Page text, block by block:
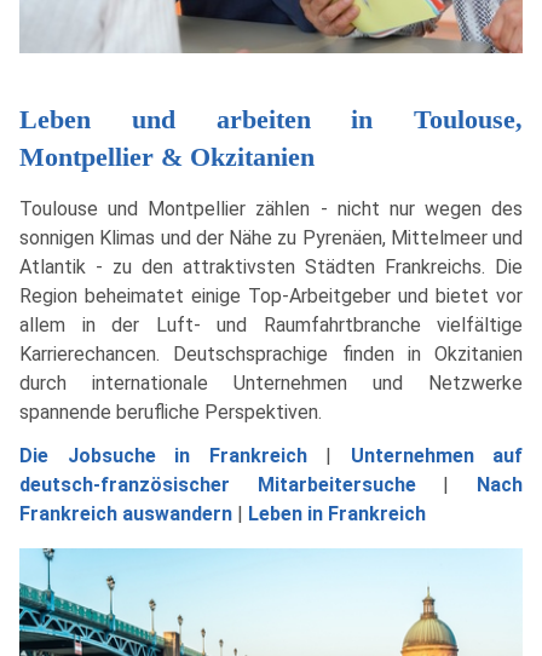
Leben und arbeiten in Toulouse,
Montpellier & Okzitanien
Toulouse und Montpellier zählen - nicht nur wegen des
sonnigen Klimas und der Nähe zu Pyrenäen, Mittelmeer und
Atlantik - zu den attraktivsten Städten Frankreichs. Die
Region beheimatet einige Top-Arbeitgeber und bietet vor
allem in der Luft- und Raumfahrtbranche vielfältige
Karrierechancen. Deutschsprachige finden in Okzitanien
durch internationale Unternehmen und Netzwerke
spannende berufliche Perspektiven.
Die Jobsuche in Frankreich| Unternehmen auf
deutsch-französischer Mitarbeitersuche| Nach
Frankreich auswandern | Leben in Frankreich